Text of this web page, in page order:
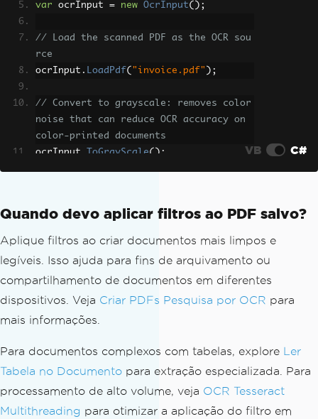
var ocrInput = new OcrInput();
// Load the scanned PDF as the OCR sou
rce
ocrInput . LoadPdf( "invoice.pdf" );
// Convert to grayscale: removes color
noise that can reduce OCR accuracy on
color-printed documents
ocrInput
ToGrayScale();
// Write the searchable PDF; true = em
bed the grayscale-filtered image rathe
result
.SaveAsSearchablePdf("outputGray
scale.pdf", true);
VB C#
Quando devo aplicar filtros ao PDF salvo?
Aplique filtros ao criar documentos mais limpos e
legíveis. Isso ajuda para fins de arquivamento ou
compartilhamento de documentos em diferentes
dispositivos. Veja Criar PDFs Pesquisa por OCR para
mais informações.
Para documentos complexos com tabelas, explore Ler
Tabela no Documento para extração especializada. Para
processamento de alto volume, veja OCR Tesseract
Multithreading para otimizar a aplicação do filtro em